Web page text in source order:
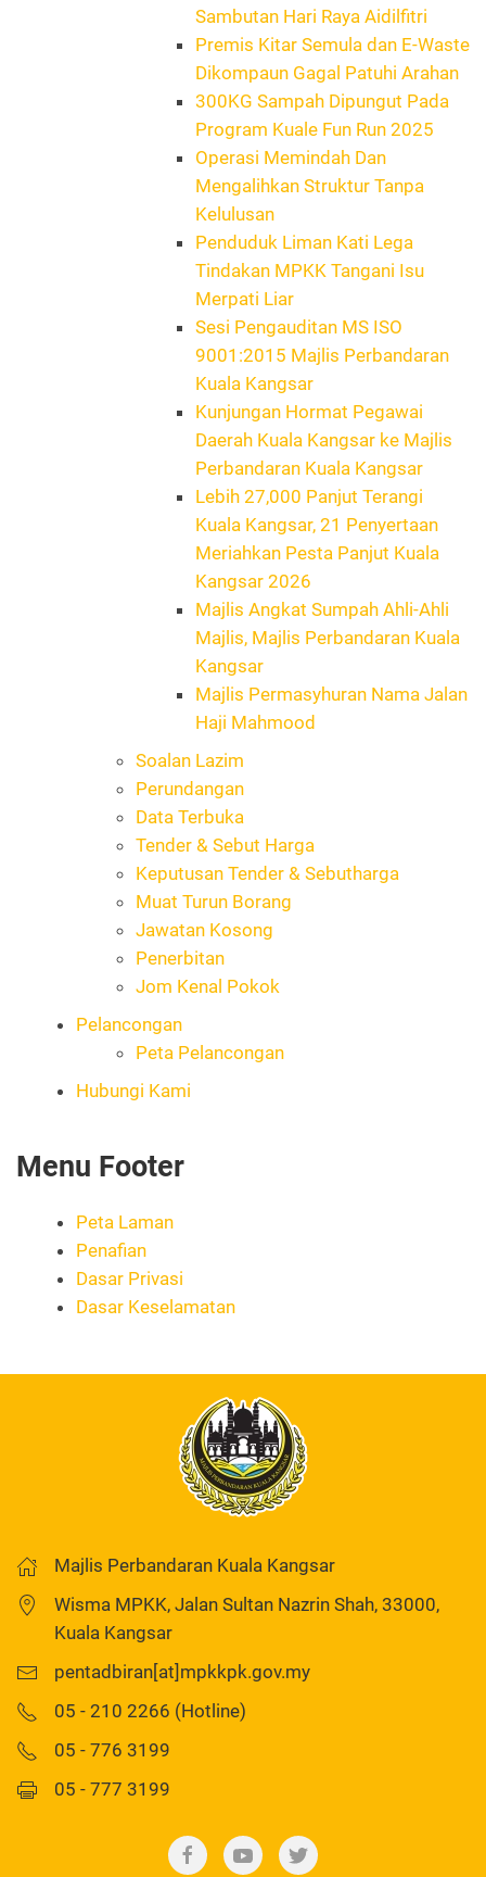
Sambutan Hari Raya Aidilfitri
Premis Kitar Semula dan E-Waste
Dikompaun Gagal Patuhi Arahan
300KG Sampah Dipungut Pada
Program Kuale Fun Run 2025
Operasi Memindah Dan
Mengalihkan Struktur Tanpa
Kelulusan
Penduduk Liman Kati Lega
Tindakan MPKK Tangani Isu
Merpati Liar
Sesi Pengauditan MS ISO
9001:2015 Majlis Perbandaran
Kuala Kangsar
Kunjungan Hormat Pegawai
Daerah Kuala Kangsar ke Majlis
Perbandaran Kuala Kangsar
Lebih 27,000 Panjut Terangi
Kuala Kangsar, 21 Penyertaan
Meriahkan Pesta Panjut Kuala
Kangsar 2026
Majlis Angkat Sumpah Ahli-Ahli
Majlis, Majlis Perbandaran Kuala
Kangsar
Majlis Permasyhuran Nama Jalan
Haji Mahmood
Soalan Lazim
Perundangan
Data Terbuka
Tender & Sebut Harga
Keputusan Tender & Sebutharga
Muat Turun Borang
Jawatan Kosong
Penerbitan
Jom Kenal Pokok
Pelancongan
Peta Pelancongan
Hubungi Kami
Menu Footer
Peta Laman
Penafian
Dasar Privasi
Dasar Keselamatan
Majlis Perbandaran Kuala Kangsar
Wisma MPKK, Jalan Sultan Nazrin Shah, 33000,
Kuala Kangsar
pentadbiran[at]mpkkpk.gov.my
05 - 210 2266 (Hotline)
05 - 776 3199
05 - 777 3199